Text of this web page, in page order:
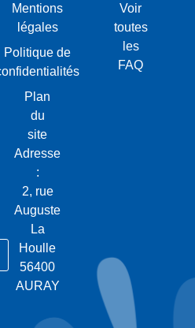
Mentions
légales
Politique de
Plan
du
site
Adresse
:
2, rue
Auguste
La
Houlle
56400
AURAY
Voir
toutes
les
FAQ